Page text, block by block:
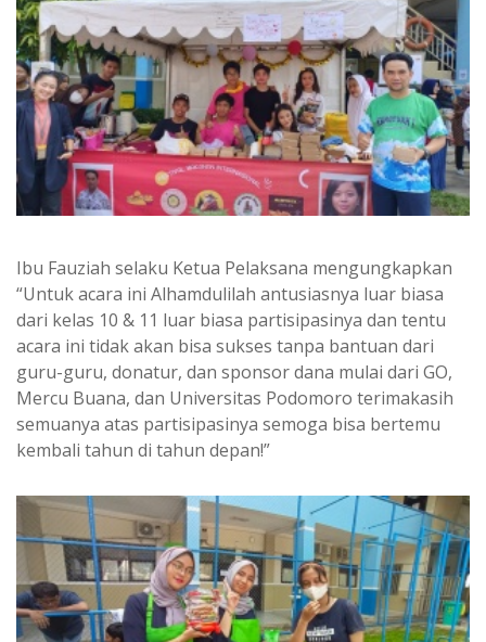
Ibu Fauziah selaku Ketua Pelaksana mengungkapkan
“Untuk acara ini Alhamdulilah antusiasnya luar biasa
dari kelas 10 & 11 luar biasa partisipasinya dan tentu
acara ini tidak akan bisa sukses tanpa bantuan dari
guru-guru, donatur, dan sponsor dana mulai dari GO,
Mercu Buana, dan Universitas Podomoro terimakasih
semuanya atas partisipasinya semoga bisa bertemu
kembali tahun di tahun depan!”